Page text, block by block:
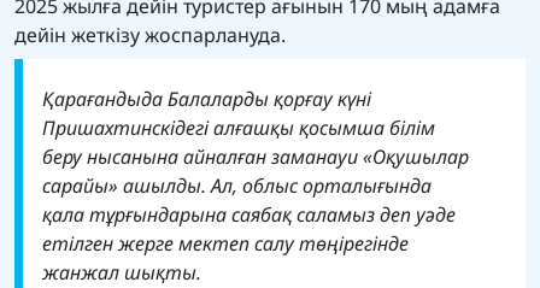
2025 жылға дейін туристер ағынын 170 мың адамға
дейін жеткізу жоспарлануда.
Қарағандыда Балаларды қорғау күні
Пришахтинскідегі алғашқы қосымша білім
беру нысанына айналған заманауи «Оқушылар
сарайы» ашылды. Ал, облыс орталығында
қала тұрғындарына саябақ саламыз деп уәде
етілген жерге мектеп салу төңірегінде
жанжал шықты.